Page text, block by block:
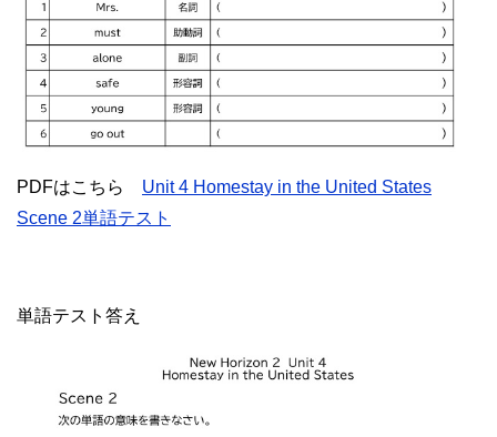
PDFはこちら Unit 4 Homestay in the United States
Scene 2単語テスト
単語テスト答え